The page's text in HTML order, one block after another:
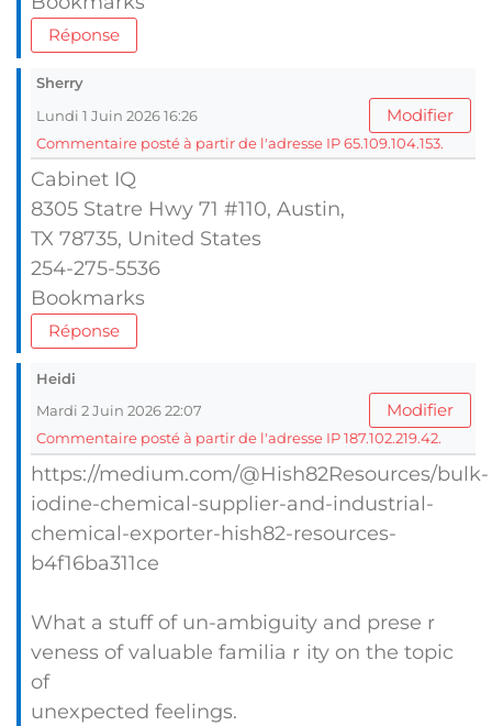
Réponse
Sherry
Lundi 1 Juin 2026 16:26
Modifier
Commentaire posté à partir de l'adresse IP 65.109.104.153.
Cabinet IQ
8305 Statre Hwy 71 #110, Austin,
TX 78735, United Stаtes
254-275-5536
Bookmarks
Réponse
Heidi
Mardi 2 Juin 2026 22:07
Modifier
Commentaire posté à partir de l'adresse IP 187.102.219.42.
https://medium.com/@Hish82Resources/bulk-
iodine-chemical-supplier-and-industrial-
chemical-exporter-hish82-resources-
b4f16ba311ce
What a stuff of un-ambiguity and preseｒ
vеness of valuable familiaｒity on the topіc
of
unexpected feelings.